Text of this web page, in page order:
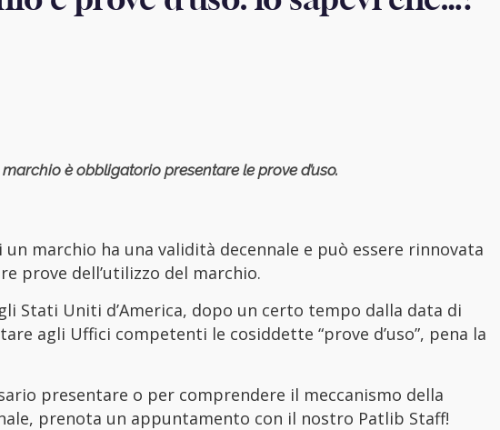
è obbligatorio presentare le prove d’uso.
marchio ha una validità decennale e può essere rinnovata
prove dell’utilizzo del marchio.
Stati Uniti d’America, dopo un certo tempo dalla data di
agli Uffici competenti le cosiddette “prove d’uso”, pena la
presentare o per comprendere il meccanismo della
prenota un appuntamento con il nostro Patlib Staff!